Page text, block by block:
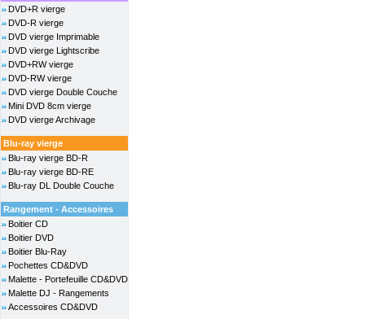
DVD+R vierge
DVD-R vierge
DVD vierge Imprimable
DVD vierge Lightscribe
DVD+RW vierge
DVD-RW vierge
DVD vierge Double Couche
Mini DVD 8cm vierge
DVD vierge Archivage
Blu-ray vierge
Blu-ray vierge BD-R
Blu-ray vierge BD-RE
Blu-ray DL Double Couche
Rangement - Accessoires
Boitier CD
Boitier DVD
Boitier Blu-Ray
Pochettes CD&DVD
Malette - Portefeuille CD&DVD
Malette DJ - Rangements
Accessoires CD&DVD